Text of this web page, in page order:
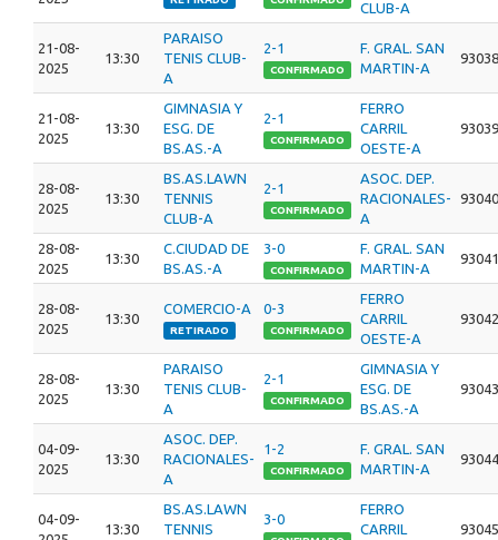
CLUB-A
21-08-
2025
13:30
PARAISO
TENIS CLUB-
A
2-1
CONFIRMADO
F. GRAL. SAN
MARTIN-A
93038
21-08-
2025
13:30
GIMNASIA Y
ESG. DE
BS.AS.-A
2-1
CONFIRMADO
FERRO
CARRIL
OESTE-A
93039
28-08-
2025
13:30
BS.AS.LAWN
TENNIS
CLUB-A
2-1
CONFIRMADO
ASOC. DEP.
RACIONALES-
A
93040
28-08-
2025
13:30
C.CIUDAD DE
BS.AS.-A
3-0
CONFIRMADO
F. GRAL. SAN
MARTIN-A
93041
28-08-
2025
13:30
COMERCIO-A
RETIRADO
0-3
CONFIRMADO
FERRO
CARRIL
OESTE-A
93042
28-08-
2025
13:30
PARAISO
TENIS CLUB-
A
2-1
CONFIRMADO
GIMNASIA Y
ESG. DE
BS.AS.-A
93043
04-09-
2025
13:30
ASOC. DEP.
RACIONALES-
A
1-2
CONFIRMADO
F. GRAL. SAN
MARTIN-A
93044
04-09-
13:30
BS.AS.LAWN
TENNIS
3-0
FERRO
CARRIL
93045